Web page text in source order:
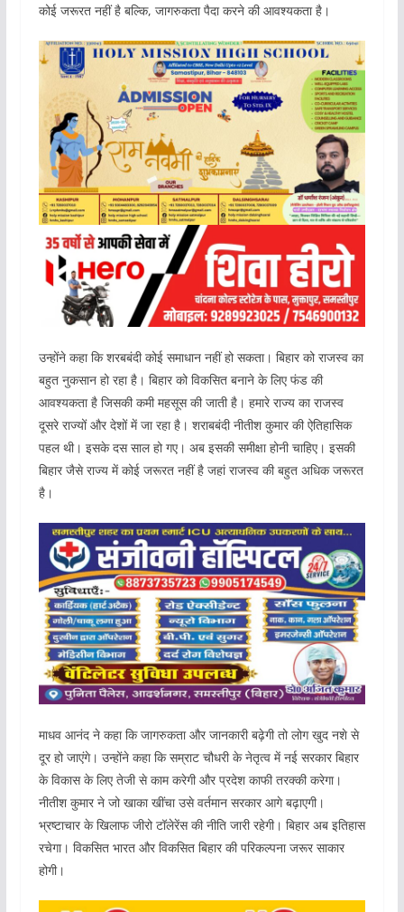
कोई जरूरत नहीं है बल्कि, जागरुकता पैदा करने की आवश्यकता है।
उन्होंने कहा कि शरबबंदी कोई समाधान नहीं हो सकता। बिहार को राजस्व का
बहुत नुकसान हो रहा है। बिहार को विकसित बनाने के लिए फंड की
आवश्यकता है जिसकी कमी महसूस की जाती है। हमारे राज्य का राजस्व
दूसरे राज्यों और देशों में जा रहा है। शराबबंदी नीतीश कुमार की ऐतिहासिक
पहल थी। इसके दस साल हो गए। अब इसकी समीक्षा होनी चाहिए। इसकी
बिहार जैसे राज्य में कोई जरूरत नहीं है जहां राजस्व की बहुत अधिक जरूरत
है।
माधव आनंद ने कहा कि जागरुकता और जानकारी बढ़ेगी तो लोग खुद नशे से
दूर हो जाएंगे। उन्होंने कहा कि सम्राट चौधरी के नेतृत्व में नई सरकार बिहार
के विकास के लिए तेजी से काम करेगी और प्रदेश काफी तरक्की करेगा।
नीतीश कुमार ने जो खाका खींचा उसे वर्तमान सरकार आगे बढ़ाएगी।
भ्रष्टाचार के खिलाफ जीरो टॉलेरेंस की नीति जारी रहेगी। बिहार अब इतिहास
रचेगा। विकसित भारत और विकसित बिहार की परिकल्पना जरूर साकार
होगी।